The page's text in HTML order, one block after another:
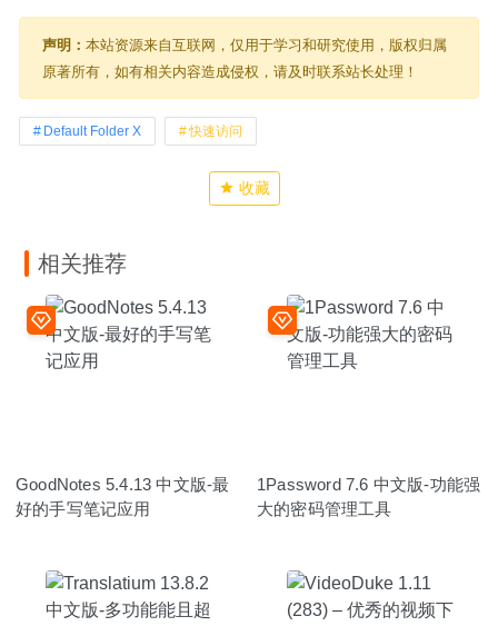
声明： 本站资源来自互联网，仅用于学习和研究使用，版权归属
原著所有，如有相关内容造成侵权，请及时联系站长处理！
Default Folder X 快速访问
收藏
相关推荐
GoodNotes 5.4.13 中文版-最
好的手写笔记应用
1Password 7.6 中文版-功能强
大的密码管理工具